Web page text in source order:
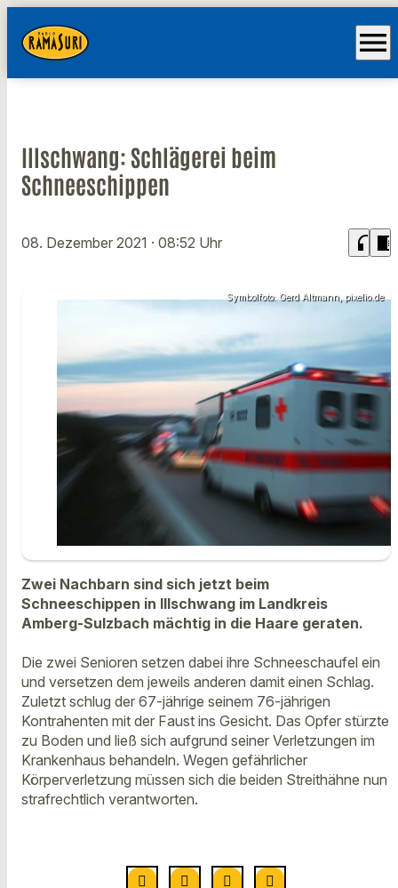
menu
Illschwang: Schlägerei beim
Schneeschippen
08. Dezember 2021 · 08:52 Uhr headphones chrome_reader_mode
Symbolfoto: Gerd Altmann, pixelio.de
Zwei Nachbarn sind sich jetzt beim
Schneeschippen in Illschwang im Landkreis
Amberg-Sulzbach mächtig in die Haare geraten.
Die zwei Senioren setzen dabei ihre Schneeschaufel ein
und versetzen dem jeweils anderen damit einen Schlag.
Zuletzt schlug der 67-jährige seinem 76-jährigen
Kontrahenten mit der Faust ins Gesicht. Das Opfer stürzte
zu Boden und ließ sich aufgrund seiner Verletzungen im
Krankenhaus behandeln. Wegen gefährlicher
Körperverletzung müssen sich die beiden Streithähne nun
strafrechtlich verantworten.